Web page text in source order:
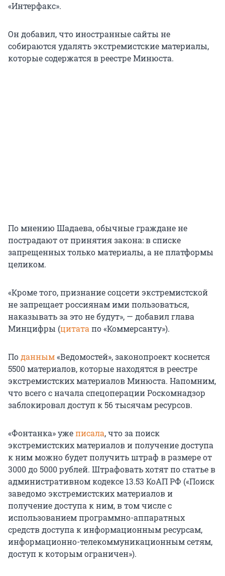
«Интерфакс».
Он добавил, что иностранные сайты не
собираются удалять экстремистские материалы,
которые содержатся в реестре Минюста.
По мнению Шадаева, обычные граждане не
пострадают от принятия закона: в списке
запрещенных только материалы, а не платформы
целиком.
«Кроме того, признание соцсети экстремистской
не запрещает россиянам ими пользоваться,
наказывать за это не будут», — добавил глава
Минцифры (цитата по «Коммерсанту»).
Поданным«Ведомостей», законопроект коснется
5500 материалов, которые находятся в реестре
экстремистских материалов Минюста. Напомним,
что всего с начала спецоперации Роскомнадзор
заблокировал доступ к 56 тысячам ресурсов.
«Фонтанка» ужеписала, что за поиск
экстремистских материалов и получение доступа
к ним можно будет получить штраф в размере от
3000 до 5000 рублей. Штрафовать хотят по статье в
административном кодексе 13.53 КоАП РФ («Поиск
заведомо экстремистских материалов и
получение доступа к ним, в том числе с
использованием программно-аппаратных
средств доступа к информационным ресурсам,
информационно-телекоммуникационным сетям,
доступ к которым ограничен»).